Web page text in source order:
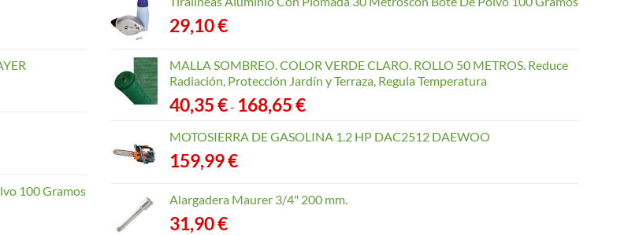
100 Gramos
29,10€
MALLA SOMBREO. COLOR VERDE CLARO. ROLLO 50 METROS. Reduce
Radiación, Protección Jardín y Terraza, Regula Temperatura
40,35€- 168,65€Rango
precios:
168,65 €
MOTOSIERRA DE GASOLINA 1.2 HP DAC2512 DAEWOO
159,99€
Alargadera Maurer 3/4" 200 mm.
31,90€